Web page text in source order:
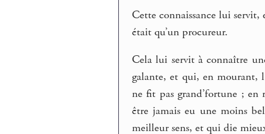
Cette connaissance lui
était qu’un procureur.
Cela lui servit à connaître
galante, et qui, en mourant,
ne fit pas grand’fortune ; en
être jamais eu une moins
meilleur sens, et qui die